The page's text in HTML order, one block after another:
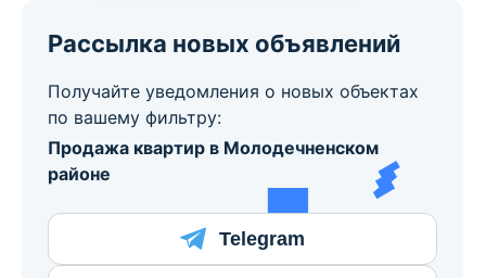
Рассылка новых объявлений
Получайте уведомления о новых объектах
по вашему фильтру:
Продажа квартир в Молодечненском
районе
Telegram